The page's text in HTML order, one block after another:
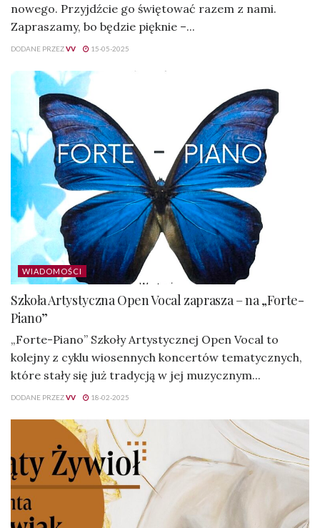
nowego. Przyjdźcie go świętować razem z nami.
Zapraszamy, bo będzie pięknie –...
DODANE PRZEZVV 15-05-2025
WIADOMOŚCI
Szkoła Artystyczna Open Vocal zaprasza – na „Forte-
Piano”
„Forte-Piano” Szkoły Artystycznej Open Vocal to
kolejny z cyklu wiosennych koncertów tematycznych,
które stały się już tradycją w jej muzycznym...
DODANE PRZEZVV 18-02-2025